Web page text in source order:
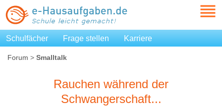
Schulfächer Frage stellen Karriere
Forum > Smalltalk
Rauchen während der
Schwangerschaft...